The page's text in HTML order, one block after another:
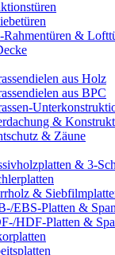
Rahmentüren &
aus Holz
aus BPC
&
& Zäune
& 3-
&
EBS-Platten &
HDF-Platten &